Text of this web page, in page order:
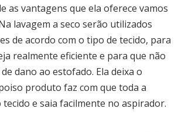
as vantagens que ela oferece vamos
lavagem a seco serão utilizados
de acordo com o tipo de tecido, para
realmente eficiente e para que não
dano ao estofado. Ela deixa o
produto faz com que toda a
e saia facilmente no aspirador.